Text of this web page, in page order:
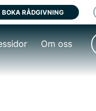
BOKA RÅDGIVNING
Om oss